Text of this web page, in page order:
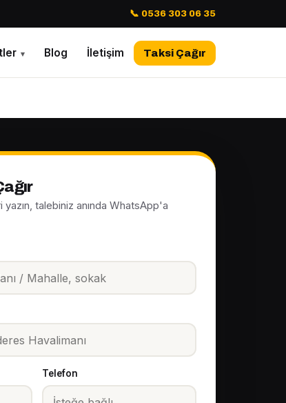
📞 0536 303 06 35
▾ Blog İletişim Taksi Çağır
yazın, talebiniz anında WhatsApp'a
Telefon